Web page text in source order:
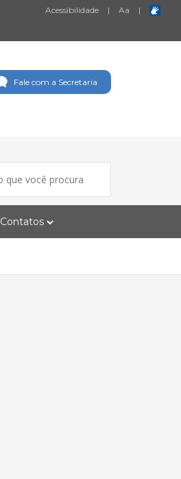
Acessibilidade | Aa |
Fale com a Secretaria
Contatos